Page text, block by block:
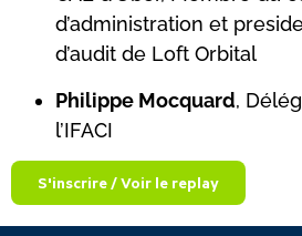
d’administration et
d’audit de Loft Orbital
Philippe Mocquard,
l’IFACI
S'inscrire / Voir le replay